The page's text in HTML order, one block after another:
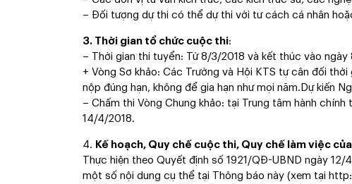
– Đối tượng dự thi có thể dự thi với tư cách cá nhân
3. Thời gian tổ chức cuộc thi:
– Thời gian thi tuyển: Từ 8/3/2018 và kết thúc vào ngày
+ Vòng Sơ khảo: Các Trường và Hội KTS tự cân đối
nộp đúng hạn, không để gia hạn như mọi năm.Dự kiến
– Chấm thi Vòng Chung khảo: tại Trung tâm hành chính
14/4/2018.
4. Kế hoạch, Quy chế cuộc thi, Quy chế làm việc
Thực hiện theo Quyết định số 1921/QĐ-UBND ngày
một số nội dung cụ thể tại Thông báo này (xem tại